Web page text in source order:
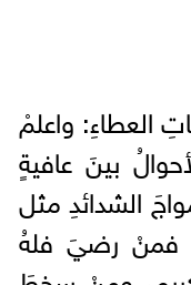
العطاءِ: واعلمْ
بينَ عافيةٍ
الشدائدِ مثل
فمنْ رضيَ فلهُ